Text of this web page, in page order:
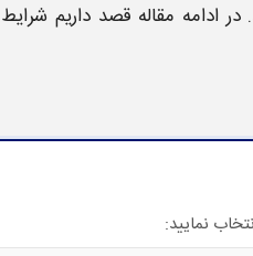
ادامه مقاله قصد داریم
نمایید: